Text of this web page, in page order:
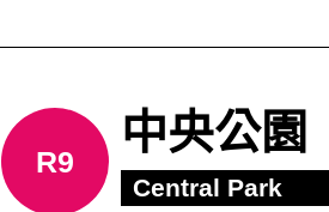
R9
中央公園
Central Park